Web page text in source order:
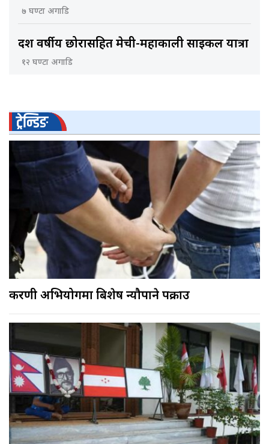
७ घण्टा अगाडि
दश वर्षीय छोरासहित मेची-महाकाली साइकल यात्रा
१२ घण्टा अगाडि
ट्रेन्डिङ
करणी अभियोगमा बिशेष न्यौपाने पक्राउ